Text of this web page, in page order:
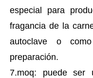
especial para
fragancia de la
autoclave o
preparación.
7.moq: puede ser